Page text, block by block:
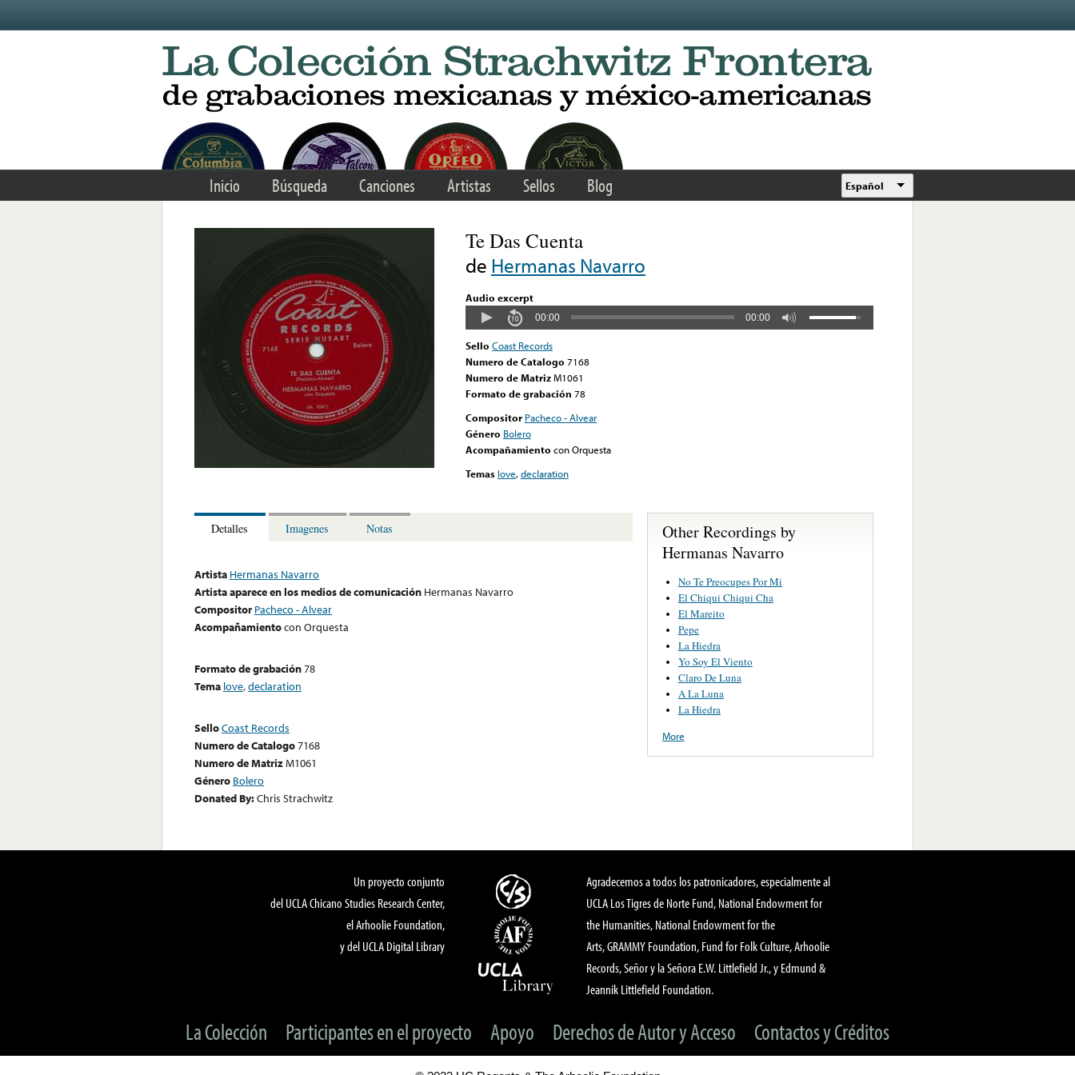
Inicio Búsqueda Canciones Artistas Sellos Blog Español
Te Das Cuenta
de Hermanas Navarro
Audio excerpt
00:00 00:00
Sello Coast Records
Numero de Catalogo 7168
Numero de MatrizM1061
Formato de grabación 78
Compositor Pacheco - Alvear
Género Bolero
Acompañamiento con Orquesta
Temas love,declaration
Detalles Imagenes Notas
Artista Hermanas Navarro
Artista aparece en los medios de comunicación Hermanas Navarro
Compositor Pacheco - Alvear
Acompañamientocon Orquesta
Formato de grabación78
Tema love,declaration
SelloCoast Records
Numero de Catalogo7168
Numero de MatrizM1061
Género Bolero
Donated By:Chris Strachwitz
Other Recordings by
Hermanas Navarro
No Te Preocupes Por Mi
El Chiqui Chiqui Cha
El Mareito
Pepe
La Hiedra
Yo Soy El Viento
Claro De Luna
A La Luna
La Hiedra
More
Un proyecto conjunto
del UCLA Chicano Studies Research Center,
el Arhoolie Foundation,
y del UCLA Digital Library
Agradecemos a todos los patronicadores, especialmente al
UCLA Los Tigres de Norte Fund, National Endowment for
the Humanities, National Endowment for the
Arts, GRAMMY Foundation, Fund for Folk Culture, Arhoolie
Records, Señor y la Señora E.W. Littlefield Jr., y Edmund &
Jeannik Littlefield Foundation.
La Colección Participantes en el proyecto Apoyo Derechos de Autor y Acceso Contactos y Créditos